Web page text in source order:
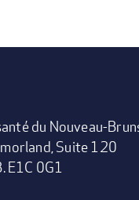
du Nouveau-
Suite 120
E1C 0G1